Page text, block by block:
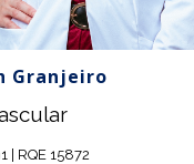
Granjeiro
| RQE 15872